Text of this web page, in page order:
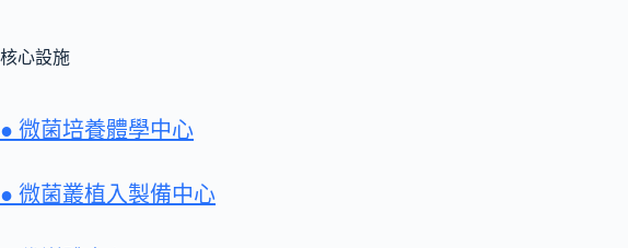
核心設施
● 微菌培養體學中心
● 微菌叢植入製備中心